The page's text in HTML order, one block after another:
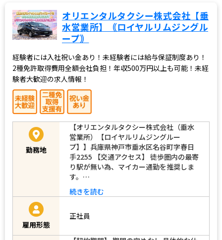
オリエンタルタクシー株式会社【垂
水営業所】｟ロイヤルリムジングル
ープ｠
経験者には入社祝い金あり！未経験者には給与保証制度あり！
2種免許取得費用全額会社負担！年収500万円以上も可能！未経
験者大歓迎の求人情報！
勤務地
【オリエンタルタクシー株式会社（垂水
営業所）【ロイヤルリムジングルー
プ】】兵庫県神戸市垂水区名谷町字春日
手2255 【交通アクセス】 徒歩圏内の最寄
り駅が無い為、マイカー通勤を推奨しま
す。…
続きを読む
雇用形態
正社員